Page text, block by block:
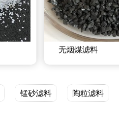
无烟煤滤料
锰砂滤料 陶粒滤料